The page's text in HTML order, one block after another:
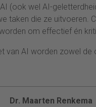
(ook wel AI-
taken die ze uitvoeren.
om effectief én
van AI worden zowel
Dr. Maarten Renkema